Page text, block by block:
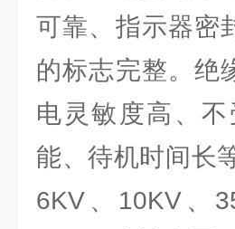
可靠、指示器密
的标志完整。绝
电灵敏度高、
能、待机时间长
6KV、10KV、